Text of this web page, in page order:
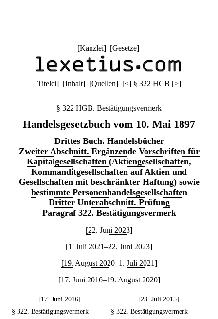
[Kanzlei] [Gesetze]
[Titelei] [Inhalt] [Quellen] [<] § 322 HGB [>]
§ 322 HGB. Bestätigungsvermerk
Handelsgesetzbuch vom 10. Mai 1897
Drittes Buch. Handelsbücher
Zweiter Abschnitt. Ergänzende Vorschriften für
Kapitalgesellschaften (Aktiengesellschaften,
Kommanditgesellschaften auf Aktien und
Gesellschaften mit beschränkter Haftung) sowie
bestimmte Personenhandelsgesellschaften
Dritter Unterabschnitt. Prüfung
Paragraf 322. Bestätigungsvermerk
[22. Juni 2023]
[1. Juli 2021–22. Juni 2023]
[19. August 2020–1. Juli 2021]
[17. Juni 2016–19. August 2020]
[17. Juni 2016]
[23. Juli 2015]
§ 322. Bestätigungsvermerk
§ 322. Bestätigungsvermerk